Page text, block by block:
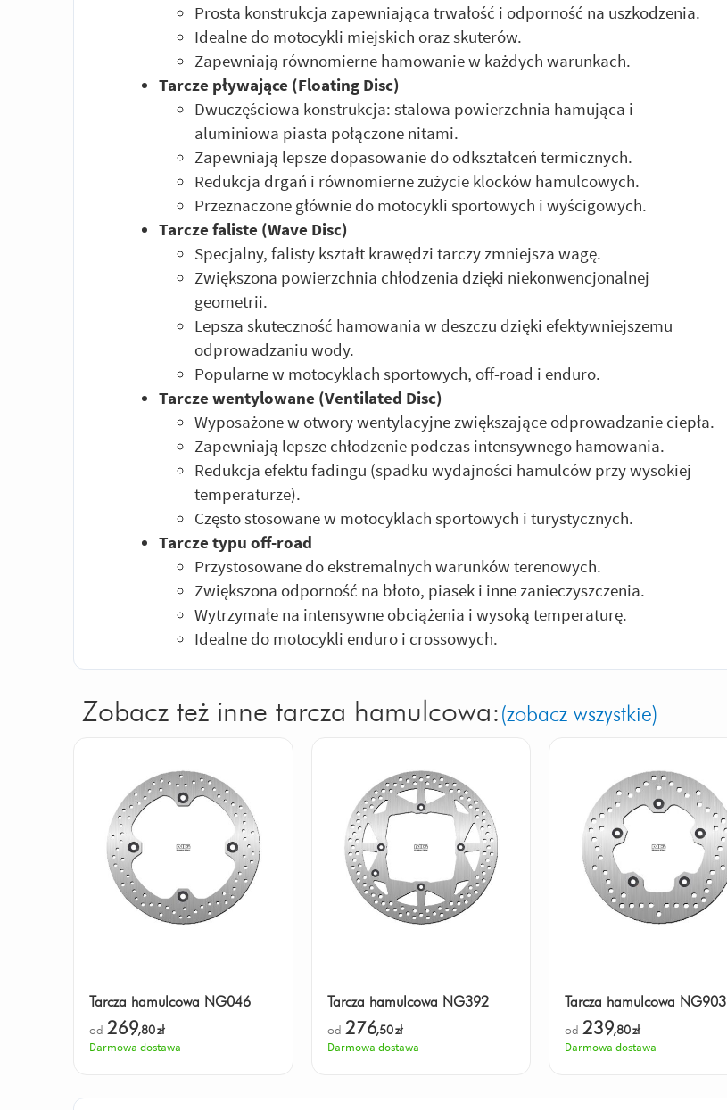
Prosta konstrukcja zapewniająca trwałość i odporność na uszkodzenia.
Idealne do motocykli miejskich oraz skuterów.
Zapewniają równomierne hamowanie w każdych warunkach.
Tarcze pływające (Floating Disc)
Dwuczęściowa konstrukcja: stalowa powierzchnia hamująca i
aluminiowa piasta połączone nitami.
Zapewniają lepsze dopasowanie do odkształceń termicznych.
Redukcja drgań i równomierne zużycie klocków hamulcowych.
Przeznaczone głównie do motocykli sportowych i wyścigowych.
Tarcze faliste (Wave Disc)
Specjalny, falisty kształt krawędzi tarczy zmniejsza wagę.
Zwiększona powierzchnia chłodzenia dzięki niekonwencjonalnej
geometrii.
Lepsza skuteczność hamowania w deszczu dzięki efektywniejszemu
odprowadzaniu wody.
Popularne w motocyklach sportowych, off-road i enduro.
Tarcze wentylowane (Ventilated Disc)
Wyposażone w otwory wentylacyjne zwiększające odprowadzanie ciepła.
Zapewniają lepsze chłodzenie podczas intensywnego hamowania.
Redukcja efektu fadingu (spadku wydajności hamulców przy wysokiej
temperaturze).
Często stosowane w motocyklach sportowych i turystycznych.
Tarcze typu off-road
Przystosowane do ekstremalnych warunków terenowych.
Zwiększona odporność na błoto, piasek i inne zanieczyszczenia.
Wytrzymałe na intensywne obciążenia i wysoką temperaturę.
Idealne do motocykli enduro i crossowych.
Zobacz też inne tarcza hamulcowa: (zobacz wszystkie)
Tarcza hamulcowa NG046
od 269,80zł
Darmowa dostawa
Tarcza hamulcowa NG392
od 276,50zł
Darmowa dostawa
Tarcza hamulcowa NG903
od 239,80zł
Darmowa dostawa